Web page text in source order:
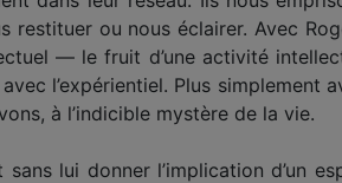
restituer ou nous éclairer. Avec
— le fruit d’une activité
l’expérientiel. Plus simplement
à l’indicible mystère de la vie.
lui donner l’implication d’un